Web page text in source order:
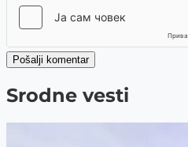
Pošalji komentar
Srodne vesti